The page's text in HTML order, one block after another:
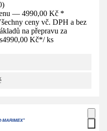
)
— 4990,00 Kč *
ceny vč. DPH a bez
na přepravu za
4990,00 Kč*/ ks